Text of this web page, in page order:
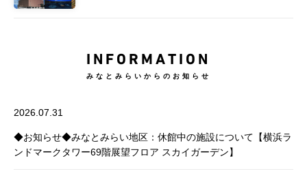
INFORMATION
みなとみらいからのお知らせ
2026.07.31
◆お知らせ◆みなとみらい地区：休館中の施設について【横浜ラ
ンドマークタワー69階展望フロア スカイガーデン】